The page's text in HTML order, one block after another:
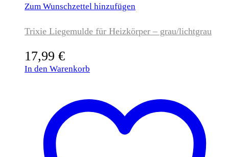
Zum Wunschzettel hinzufügen
Trixie Liegemulde für Heizkörper – grau/lichtgrau
17,99 €
In den Warenkorb